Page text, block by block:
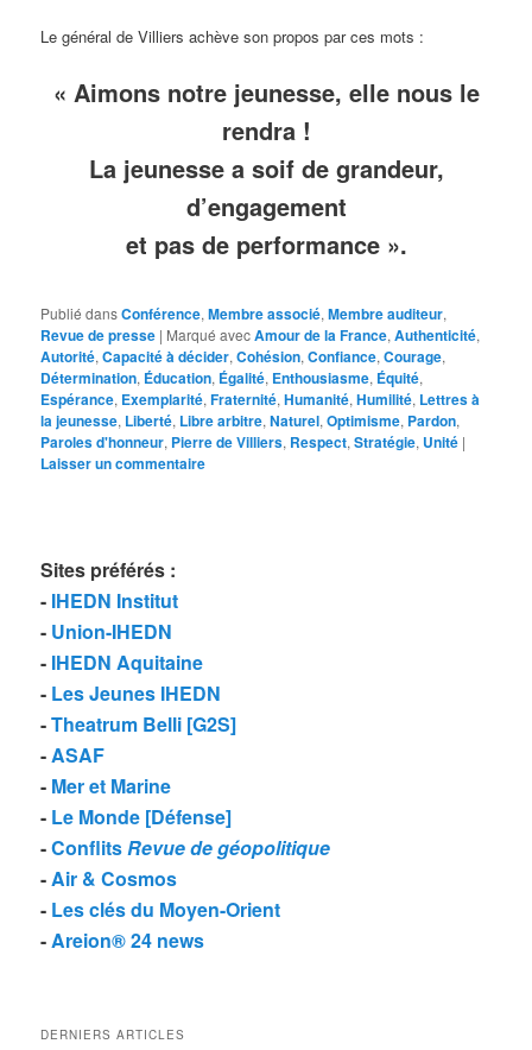
Le général de Villiers achève son propos par ces mots :
« Aimons notre jeunesse, elle nous le
rendra !
La jeunesse a soif de grandeur,
d’engagement
et pas de performance ».
Publié dansConférence,Membre associé,Membre auditeur,
Revue de presse | Marqué avecAmour de la France,Authenticité,
Autorité,Capacité à décider,Cohésion,Confiance,Courage,
Détermination, Éducation, Égalité, Enthousiasme, Équité,
Espérance, Exemplarité,Fraternité,Humanité,Humilité, Lettres à
la jeunesse, Liberté, Libre arbitre,Naturel,Optimisme, Pardon,
Paroles d'honneur, Pierre de Villiers, Respect,Stratégie, Unité |
Laisser un commentaire
Sites préférés :
- IHEDN Institut
- Union-IHEDN
- IHEDN Aquitaine
- Les Jeunes IHEDN
-Theatrum Belli [G2S]
-ASAF
- Mer et Marine
- Le Monde [Défense]
-ConflitsRevue de géopolitique
-Air & Cosmos
- Les clés du Moyen-Orient
-Areion® 24 news
DERNIERS ARTICLES